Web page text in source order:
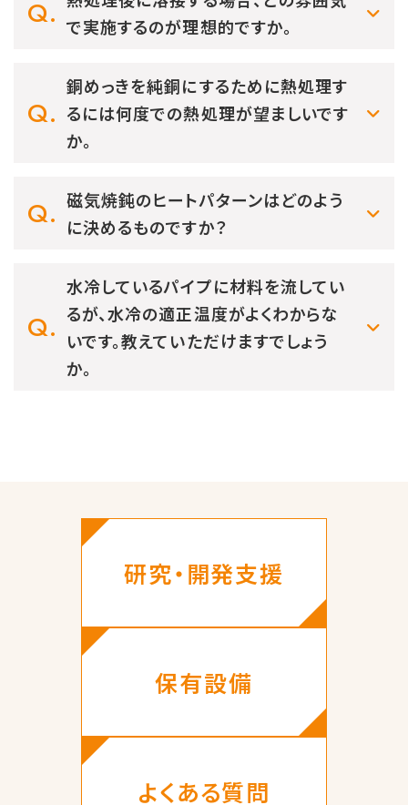
で実施するのが理想的ですか。
銅めっきを純銅にするために熱処理す
るには何度での熱処理が望ましいです
か。
磁気焼鈍のヒートパターンはどのよう
に決めるものですか？
水冷しているパイプに材料を流してい
るが、水冷の適正温度がよくわからな
いです。教えていただけますでしょう
か。
研究・開発支援
保有設備
よくある質問